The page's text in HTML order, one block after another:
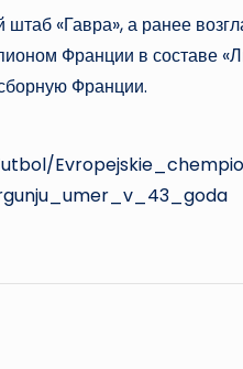
«Гавра», а ранее
Франции в составе
Франции.